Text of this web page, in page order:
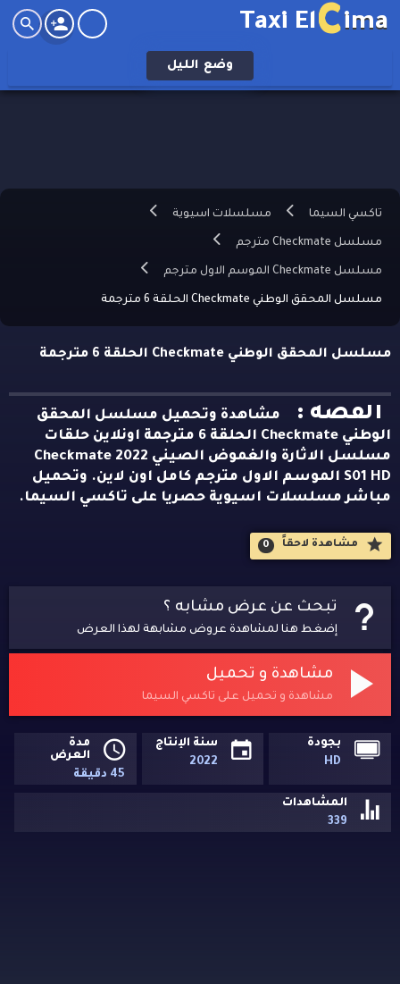
Taxi ElCima
وضع الليل
تاكسي السيما مسلسلات اسيوية
مسلسل Checkmate مترجم
مسلسل Checkmate الموسم الاول مترجم
مسلسل المحقق الوطني Checkmate الحلقة 6 مترجمة
مسلسل المحقق الوطني Checkmate الحلقة 6 مترجمة
القصه :
مشاهدة وتحميل مسلسل المحقق
الوطني Checkmate الحلقة 6 مترجمة اونلاين حلقات
مسلسل الاثارة والغموض الصيني Checkmate 2022
S01 HD الموسم الاول مترجم كامل اون لاين. وتحميل
مباشر مسلسلات اسيوية حصريا على تاكسي السيما.
مشاهدة لاحقاََ 0
تبحث عن عرض مشابه ؟
إضغط هنا لمشاهدة عروض مشابهة لهذا العرض
مشاهدة و تحميل
مشاهدة و تحميل على تاكسي السيما
بجودة
HD
سنة الإنتاج
2022
مدة
العرض
45 دقيقة
المشاهدات
339